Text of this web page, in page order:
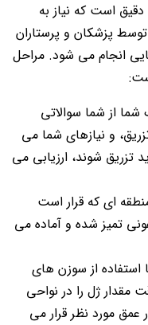
است که نیاز به
توسط پزشکان و پرستاران
انجام می شود. مراحل
شما از شما سوالاتی
و نیازهای شما می
شوند، ارزیابی می
ای که قرار است
تمیز شده و آماده می
استفاده از سوزن های
مقدار ژل را در نواحی
عمق مورد نظر قرار می